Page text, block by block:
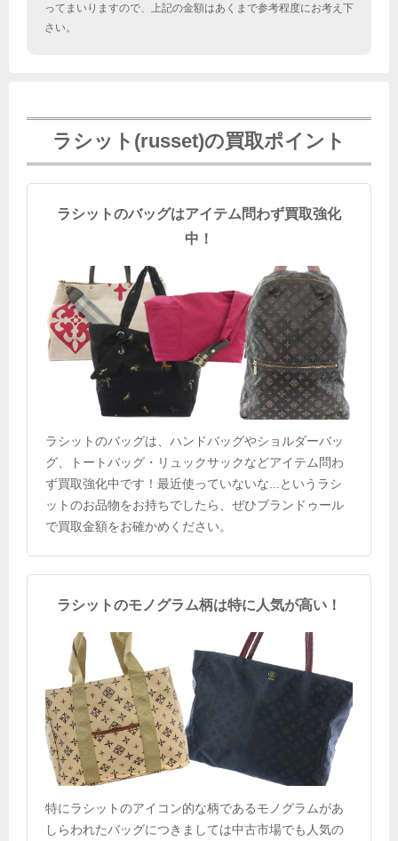
ってまいりますので、上記の金額はあくまで参考程度にお考え下
さい。
ラシット(russet)の買取ポイント
ラシットのバッグはアイテム問わず買取強化
中！
ラシットのバッグは、ハンドバッグやショルダーバッ
グ、トートバッグ・リュックサックなどアイテム問わ
ず買取強化中です！最近使っていないな...というラシ
ットのお品物をお持ちでしたら、ぜひブランドゥール
で買取金額をお確かめください。
ラシットのモノグラム柄は特に人気が高い！
特にラシットのアイコン的な柄であるモノグラムがあ
しらわれたバッグにつきましては中古市場でも人気の